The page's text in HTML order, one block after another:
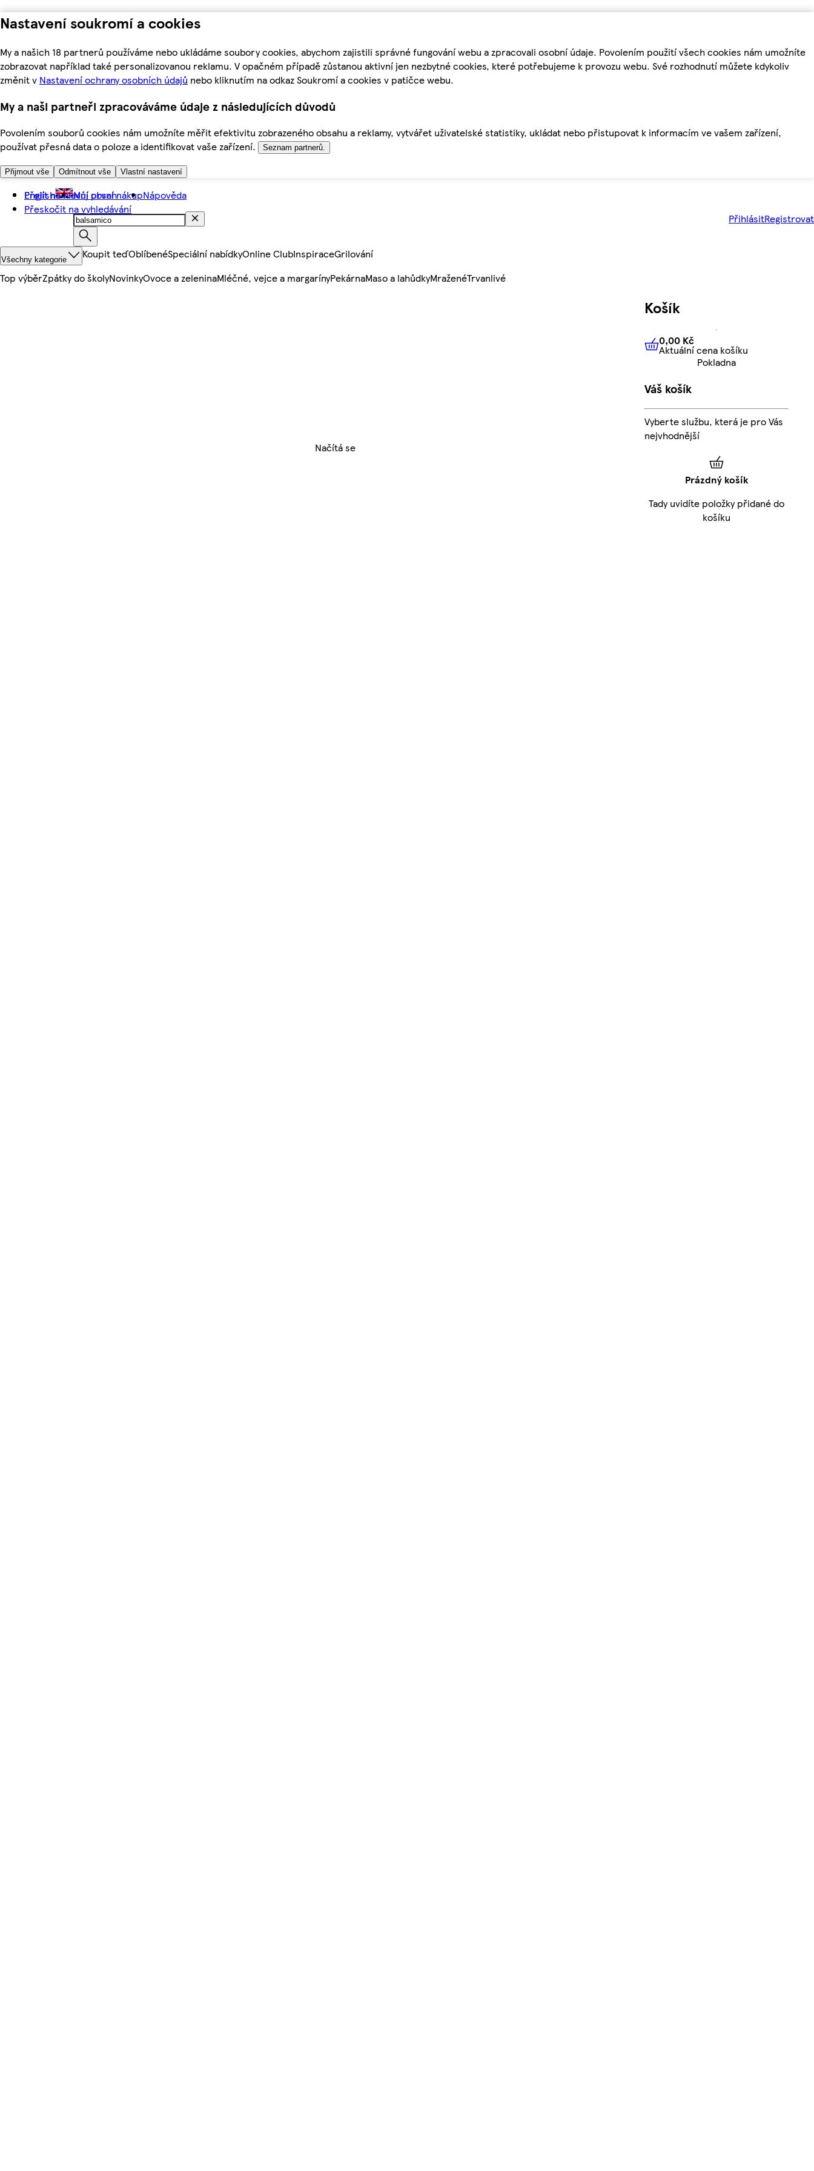
Nastavení soukromí a cookies
My a našich 18 partnerů používáme nebo ukládáme soubory cookies, abychom zajistili správné fungování webu a zpracovali osobní údaje. Povolením použití všech cookies nám umožníte
zobrazovat například také personalizovanou reklamu. V opačném případě zůstanou aktivní jen nezbytné cookies, které potřebujeme k provozu webu. Své rozhodnutí můžete kdykoliv
změnit v Nastavení ochrany osobních údajů nebo kliknutím na odkaz Soukromí a cookies v patičce webu.
My a naši partneři zpracováváme údaje z následujících důvodů
Povolením souborů cookies nám umožníte měřit efektivitu zobrazeného obsahu a reklamy, vytvářet uživatelské statistiky, ukládat nebo přistupovat k informacím ve vašem zařízení,
používat přesná data o poloze a identifikovat vaše zařízení.
Seznam partnerů.
Přijmout vše Odmítnout vše Vlastní nastavení
Přejít na hlavní obsah
Přeskočit na vyhledávání
English Můj první nákupNápověda
PřihlásitRegistrovat
Všechny kategorie Koupit teďOblíbenéSpeciální nabídkyOnline ClubInspiraceGrilování
Top výběrZpátky do školyNovinkyOvoce a zeleninaMléčné, vejce a margarínyPekárnaMaso a lahůdkyMraženéTrvanlivé
Načítá se
Košík
0,00 KčAktuální cena košíku
0,00 Kč
Aktuální cena košíku
Pokladna
Váš košík
Vyberte službu, která je pro Vás
nejvhodnější
Prázdný košík
Tady uvidíte položky přidané do
košíku